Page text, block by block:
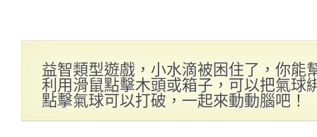
益智類型遊戲，小水滴被困住了，你能
利用滑鼠點擊木頭或箱子，可以把氣球
點擊氣球可以打破，一起來動動腦吧！